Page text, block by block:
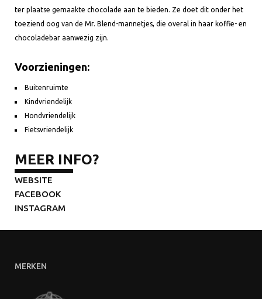
ter plaatse gemaakte chocolade aan te bieden. Ze doet dit onder het
toeziend oog van de Mr. Blend-mannetjes, die overal in haar koffie- en
chocoladebar aanwezig zijn.
Voorzieningen:
Buitenruimte
Kindvriendelijk
Hondvriendelijk
Fietsvriendelijk
MEER INFO?
WEBSITE
FACEBOOK
INSTAGRAM
MERKEN